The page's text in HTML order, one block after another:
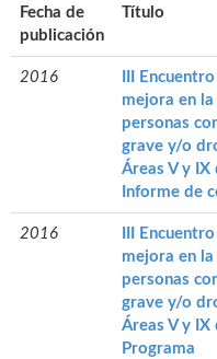
Fecha de
publicación
Título
2016
III
mejora en
personas
grave y/o
Áreas V y IX
Informe de
2016
III
mejora en
personas
grave y/o
Áreas V y IX
Programa